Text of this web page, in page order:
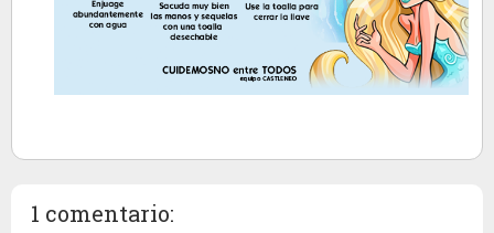
1 comentario: